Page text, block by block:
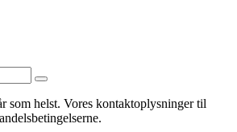
som helst. Vores kontaktoplysninger til